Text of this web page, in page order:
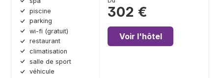
piscine
parking
wi-fi (gratuit)
restaurant
climatisation
salle de sport
véhicule
302 €
Voir l'hôtel